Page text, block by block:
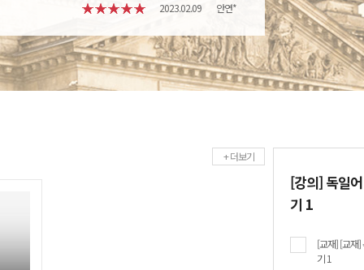
2023.02.09
안연*
[강의] 독일
기 1
[교재] [교재]
기 1
+ 더보기